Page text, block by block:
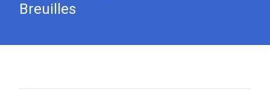
Breuilles